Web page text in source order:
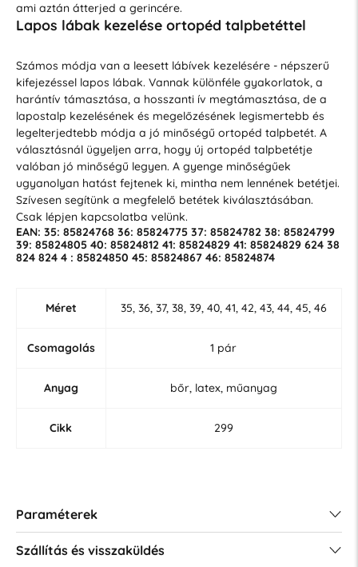
ami aztán átterjed a gerincére.
Lapos lábak kezelése ortopéd talpbetéttel
Számos módja van a leesett lábívek kezelésére - népszerű
kifejezéssel lapos lábak. Vannak különféle gyakorlatok, a
harántív támasztása, a hosszanti ív megtámasztása, de a
lapostalp kezelésének és megelőzésének legismertebb és
legelterjedtebb módja a jó minőségű ortopéd talpbetét. A
választásnál ügyeljen arra, hogy új ortopéd talpbetétje
valóban jó minőségű legyen. A gyenge minőségűek
ugyanolyan hatást fejtenek ki, mintha nem lennének betétjei.
Szívesen segítünk a megfelelő betétek kiválasztásában.
Csak lépjen kapcsolatba velünk.
EAN: 35: 85824768 36: 85824775 37: 85824782 38: 85824799
39: 85824805 40: 85824812 41: 85824829 41: 85824829 624 38
824 824 4 : 85824850 45: 85824867 46: 85824874
Méret 35, 36, 37, 38, 39, 40, 41, 42, 43, 44, 45, 46
Csomagolás 1 pár
Anyag bőr, latex, műanyag
Cikk 299
Paraméterek
Szállítás és visszaküldés